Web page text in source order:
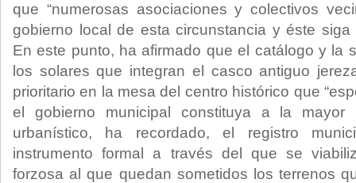
que “numerosas asociaciones y colectivos
gobierno local de esta circunstancia y éste siga
En este punto, ha afirmado que el catálogo y la
los solares que integran el casco antiguo
prioritario en la mesa del centro histórico que
el gobierno municipal constituya a la mayor
urbanístico, ha recordado, el registro
instrumento formal a través del que se
forzosa al que quedan sometidos los terrenos